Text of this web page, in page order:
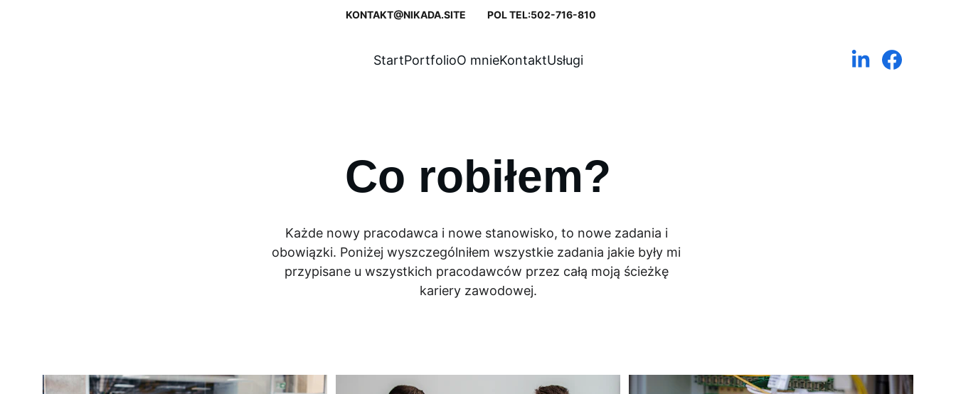
KONTAKT@NIKADA.SITE          POL TEL:502-716-810
StartPortfolioO mnieKontaktUsługi
Co robiłem?
Każde nowy pracodawca i nowe stanowisko, to nowe zadania i
obowiązki. Poniżej wyszczególniłem wszystkie zadania jakie były mi
przypisane u wszystkich pracodawców przez całą moją ścieżkę
kariery zawodowej.